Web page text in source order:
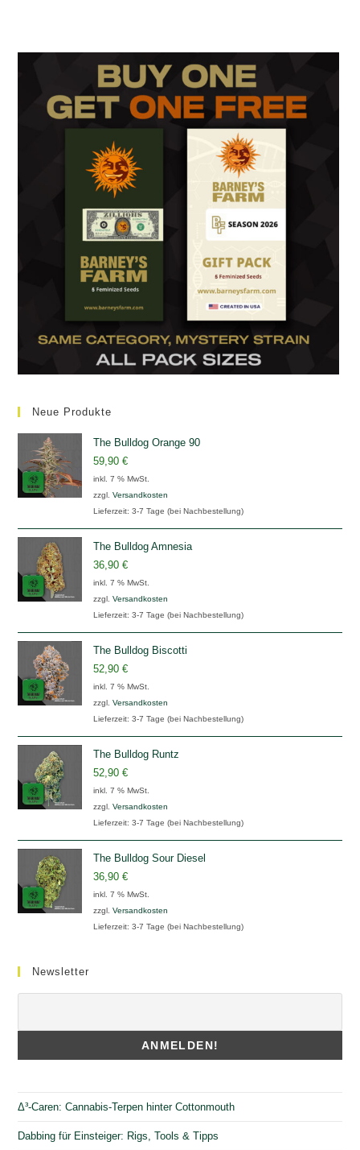
Neue Produkte
The Bulldog Orange 90
59,90€
inkl. 7 % MwSt.
zzgl.Versandkosten
Lieferzeit:3-7 Tage (bei Nachbestellung)
The Bulldog Amnesia
36,90€
inkl. 7 % MwSt.
zzgl.Versandkosten
Lieferzeit:3-7 Tage (bei Nachbestellung)
The Bulldog Biscotti
52,90€
inkl. 7 % MwSt.
zzgl.Versandkosten
Lieferzeit:3-7 Tage (bei Nachbestellung)
The Bulldog Runtz
52,90€
inkl. 7 % MwSt.
zzgl.Versandkosten
Lieferzeit:3-7 Tage (bei Nachbestellung)
The Bulldog Sour Diesel
36,90€
inkl. 7 % MwSt.
zzgl.Versandkosten
Lieferzeit:3-7 Tage (bei Nachbestellung)
Newsletter
Δ³-Caren: Cannabis-Terpen hinter Cottonmouth
Dabbing für Einsteiger: Rigs, Tools & Tipps